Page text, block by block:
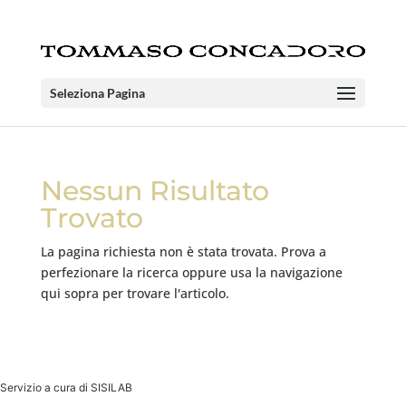
Seleziona Pagina
Nessun Risultato
Trovato
La pagina richiesta non è stata trovata. Prova a
perfezionare la ricerca oppure usa la navigazione
qui sopra per trovare l'articolo.
Servizio a cura di SISILAB